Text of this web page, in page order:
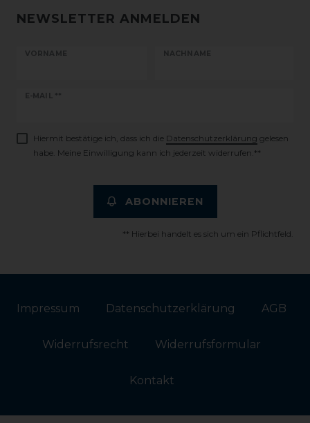
NEWSLETTER ANMELDEN
VORNAME NACHNAME
E-MAIL **
Newsletter
Hiermit bestätige ich, dass ich die Daten­schutz­erklärung gelesen
habe. Meine Einwilligung kann ich jederzeit widerrufen.**
ABONNIEREN
** Hierbei handelt es sich um ein Pflichtfeld.
Impressum Daten­schutz­erklärung AGB
Widerrufs­recht Widerrufs­formular
Kontakt